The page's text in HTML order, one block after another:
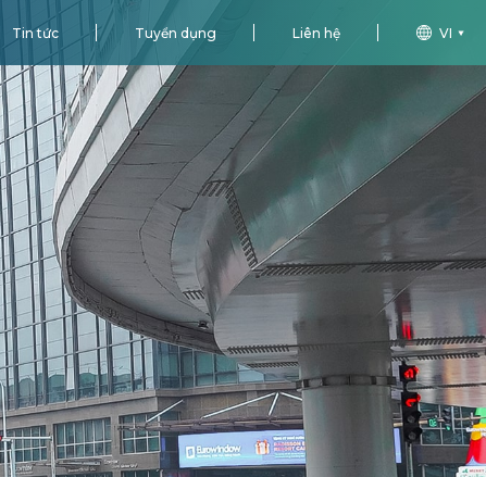
Tin tức Tuyển dụng Liên hệ VI